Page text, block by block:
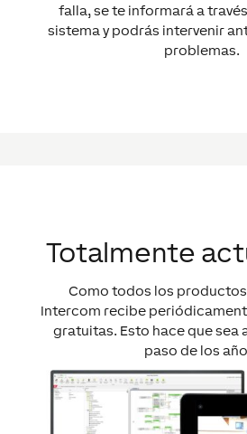
falla, se te informará a
sistema y podrás intervenir
problemas.
Totalmente
Como todos los productos
Intercom recibe
gratuitas. Esto hace que sea
paso de los